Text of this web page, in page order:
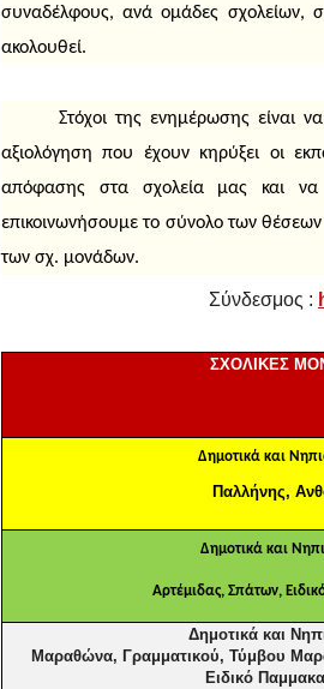
συναδέλφους, ανά ομάδες σχολείων,
ακολουθεί.
Στόχοι της ενημέρωσης είναι
αξιολόγηση που έχουν κηρύξει οι
απόφασης στα σχολεία μας και
επικοινωνήσουμε το σύνολο των
των σχ. μονάδων.
Σύνδεσμος :
ΣΧΟΛΙΚΕΣ
Δημοτικά και
Παλλήνης,
Δημοτικά και
Αρτέμιδας, Σπάτων,
Δημοτικά και
Μαραθώνα, Γραμματικού, Τύμβου
Ειδικό